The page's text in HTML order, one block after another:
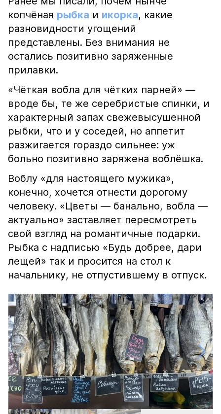
копчёная рыбка и икорка, какие
разновидности угощений
представлены. Без внимания не
остались позитивно заряженные
прилавки.
«Чёткая вобла для чётких парней» —
вроде бы, те же серебристые спинки, и
характерный запах свежевысушенной
рыбки, что и у соседей, но аппетит
разжигается гораздо сильнее: уж
больно позитивно заряжена воблёшка.
Воблу «для настоящего мужика»,
конечно, хочется отнести дорогому
человеку. «Цветы — банально, вобла —
актуально» заставляет пересмотреть
свой взгляд на романтичные подарки.
Рыбка с надписью «Будь добрее, дари
лещей» так и просится на стол к
начальнику, не отпустившему в отпуск.